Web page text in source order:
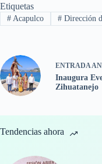
Etiquetas
#Acapulco #Dirección
ENTRADA
Inaugura
Zihuatanejo
Tendencias ahora